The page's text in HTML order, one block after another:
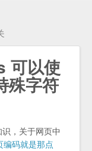
可以使
殊字符
，关于网页中
编码就是那点